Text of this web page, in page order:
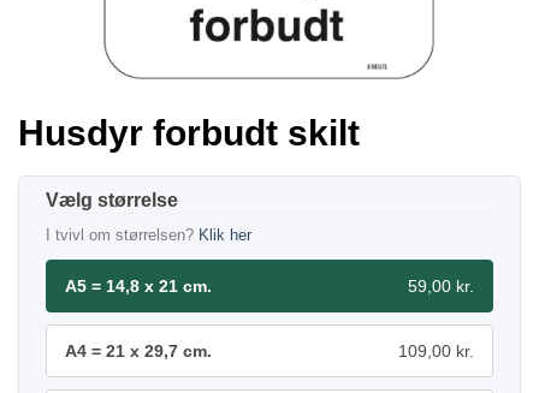
Husdyr forbudt skilt
størrelse
I tvivl om størrelsen? Klik her
A5 = 14,8 x 21 cm. 59,00 kr.
A4 = 21 x 29,7 cm. 109,00 kr.